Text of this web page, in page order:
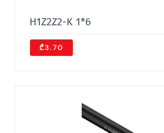
H1Z2Z2-K 1*6
₾3.70